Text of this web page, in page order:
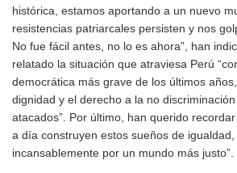
histórica, estamos aportando a un nuevo
resistencias patriarcales persisten y nos
No fue fácil antes, no lo es ahora”, han
relatado la situación que atraviesa Perú
democrática más grave de los últimos
dignidad y el derecho a la no
atacados”. Por último, han querido
a día construyen estos sueños de
incansablemente por un mundo más justo”.